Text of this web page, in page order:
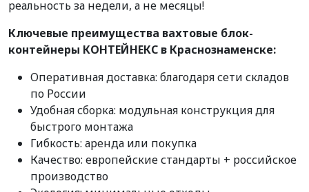
реальность за недели, а не месяцы!
Ключевые преимущества вахтовые блок-
контейнеры КОНТЕЙНЕКС в Краснознаменске:
Оперативная доставка: благодаря сети складов
по России
Удобная сборка: модульная конструкция для
быстрого монтажа
Гибкость: аренда или покупка
Качество: европейские стандарты + российское
производство